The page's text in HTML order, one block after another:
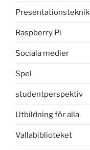
Presentationsteknik
Raspberry Pi
Sociala medier
Spel
studentperspektiv
Utbildning för alla
Vallabiblioteket